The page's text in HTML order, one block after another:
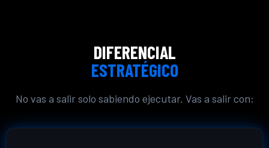
DIFERENCIAL
ESTRATÉGICO
No vas a salir solo sabiendo ejecutar. Vas a salir con: